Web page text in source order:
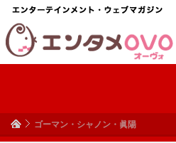
ゴーマン・シャノン・眞陽